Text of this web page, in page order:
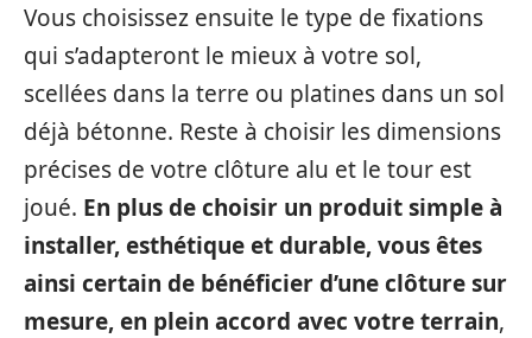
Vous choisissez ensuite le type de fixations
qui s’adapteront le mieux à votre sol,
scellées dans la terre ou platines dans un sol
déjà bétonne. Reste à choisir les dimensions
précises de votre clôture alu et le tour est
joué. En plus de choisir un produit simple à
installer, esthétique et durable, vous êtes
ainsi certain de bénéficier d’une clôture sur
mesure, en plein accord avec votre terrain,